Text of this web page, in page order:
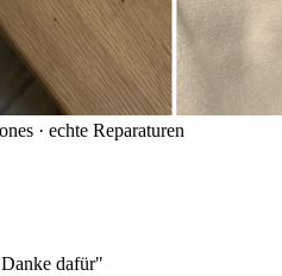
· echte Reparaturen
dafür"